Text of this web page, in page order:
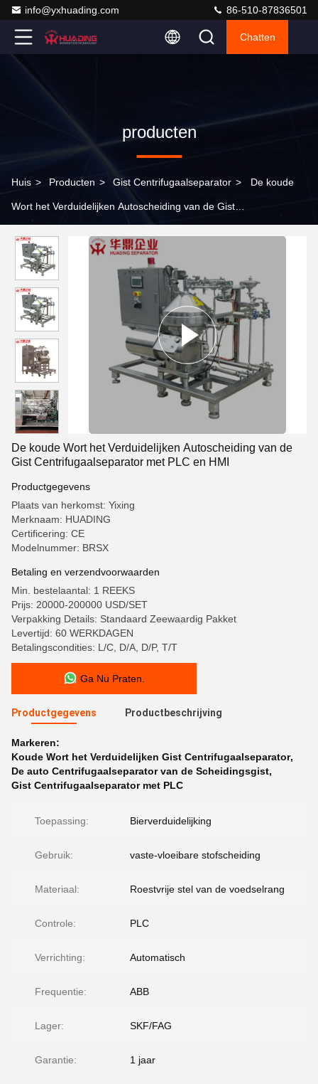
info@yxhuading.com 86-510-87836501
Chatten
producten
Huis > Producten > Gist Centrifugaalseparator > De koude
Wort het Verduidelijken Autoscheiding van de Gist
De koude Wort het Verduidelijken Autoscheiding van de
Gist Centrifugaalseparator met PLC en HMI
Productgegevens
Plaats van herkomst: Yixing
Merknaam: HUADING
Certificering: CE
Modelnummer: BRSX
Betaling en verzendvoorwaarden
Min. bestelaantal: 1 REEKS
Prijs: 20000-200000 USD/SET
Verpakking Details: Standaard Zeewaardig Pakket
Levertijd: 60 WERKDAGEN
Betalingscondities: L/C, D/A, D/P, T/T
Ga Nu Praten.
Productgegevens Productbeschrijving
Markeren:
Koude Wort het Verduidelijken Gist Centrifugaalseparator,
De auto Centrifugaalseparator van de Scheidingsgist,
Gist Centrifugaalseparator met PLC
Toepassing: Bierverduidelijking
Gebruik: vaste-vloeibare stofscheiding
Materiaal: Roestvrije stel van de voedselrang
Controle: PLC
Verrichting: Automatisch
Frequentie: ABB
Lager: SKF/FAG
Garantie: 1 jaar